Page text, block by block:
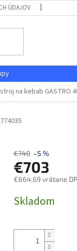
ÚDAJOV
na kebab GASTRO
€740 –5 %
€703
€864,69 vrátane
cena:
Skladom